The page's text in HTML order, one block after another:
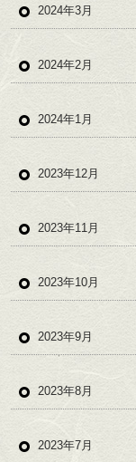
2024年3月
2024年2月
2024年1月
2023年12月
2023年11月
2023年10月
2023年9月
2023年8月
2023年7月